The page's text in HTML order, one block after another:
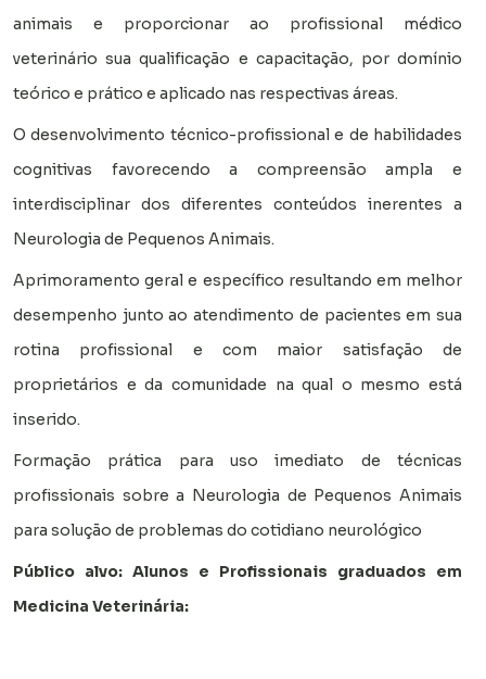
animais e proporcionar ao profissional médico
veterinário sua qualificação e capacitação, por domínio
teórico e prático e aplicado nas respectivas áreas.
O desenvolvimento técnico-profissional e de habilidades
cognitivas favorecendo a compreensão ampla e
interdisciplinar dos diferentes conteúdos inerentes a
Neurologia de Pequenos Animais.
Aprimoramento geral e específico resultando em melhor
desempenho junto ao atendimento de pacientes em sua
rotina profissional e com maior satisfação de
proprietários e da comunidade na qual o mesmo está
inserido.
Formação prática para uso imediato de técnicas
profissionais sobre a Neurologia de Pequenos Animais
para solução de problemas do cotidiano neurológico
Público alvo: Alunos e Profissionais graduados
em
Medicina Veterinária: